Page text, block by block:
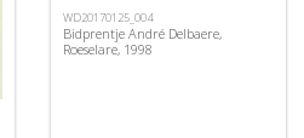
WD20170125_004
Bidprentje André Delbaere,
Roeselare, 1998